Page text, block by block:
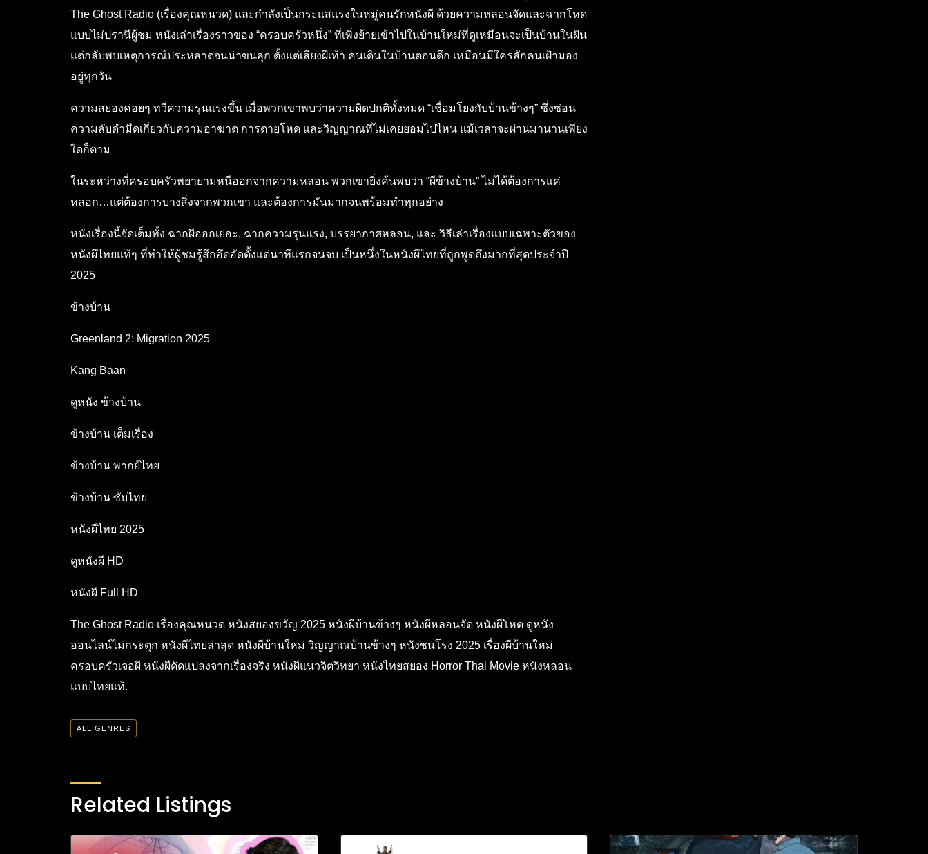
The Ghost Radio (เรื่องคุณหนวด) และกำลังเป็นกระแสแรงในหมู่คนรักหนังผี ด้วยความหลอนจัดและฉากโหด
แบบไม่ปรานีผู้ชม หนังเล่าเรื่องราวของ “ครอบครัวหนึ่ง” ที่เพิ่งย้ายเข้าไปในบ้านใหม่ที่ดูเหมือนจะเป็นบ้านในฝัน
แต่กลับพบเหตุการณ์ประหลาดจนน่าขนลุก ตั้งแต่เสียงฝีเท้า คนเดินในบ้านตอนดึก เหมือนมีใครสักคนเฝ้ามอง
อยู่ทุกวัน
ความสยองค่อยๆ ทวีความรุนแรงขึ้น เมื่อพวกเขาพบว่าความผิดปกติทั้งหมด “เชื่อมโยงกับบ้านข้างๆ” ซึ่งซ่อน
ความลับดำมืดเกี่ยวกับความอาฆาต การตายโหด และวิญญาณที่ไม่เคยยอมไปไหน แม้เวลาจะผ่านมานานเพียง
ใดก็ตาม
ในระหว่างที่ครอบครัวพยายามหนีออกจากความหลอน พวกเขายิ่งค้นพบว่า “ผีข้างบ้าน” ไม่ได้ต้องการแค่
หลอก…แต่ต้องการบางสิ่งจากพวกเขา และต้องการมันมากจนพร้อมทำทุกอย่าง
หนังเรื่องนี้จัดเต็มทั้ง ฉากผีออกเยอะ, ฉากความรุนแรง, บรรยากาศหลอน, และ วิธีเล่าเรื่องแบบเฉพาะตัวของ
หนังผีไทยแท้ๆ ที่ทำให้ผู้ชมรู้สึกอึดอัดตั้งแต่นาทีแรกจนจบ เป็นหนึ่งในหนังผีไทยที่ถูกพูดถึงมากที่สุดประจำปี
2025
ข้างบ้าน
Greenland 2: Migration 2025
Kang Baan
ดูหนัง ข้างบ้าน
ข้างบ้าน เต็มเรื่อง
ข้างบ้าน พากย์ไทย
ข้างบ้าน ซับไทย
หนังผีไทย 2025
ดูหนังผี HD
หนังผี Full HD
The Ghost Radio เรื่องคุณหนวด หนังสยองขวัญ 2025 หนังผีบ้านข้างๆ หนังผีหลอนจัด หนังผีโหด ดูหนัง
ออนไลน์ไม่กระตุก หนังผีไทยล่าสุด หนังผีบ้านใหม่ วิญญาณบ้านข้างๆ หนังชนโรง 2025 เรื่องผีบ้านใหม่
ครอบครัวเจอผี หนังผีดัดแปลงจากเรื่องจริง หนังผีแนวจิตวิทยา หนังไทยสยอง Horror Thai Movie หนังหลอน
แบบไทยแท้.
ALL GENRES
Related Listings